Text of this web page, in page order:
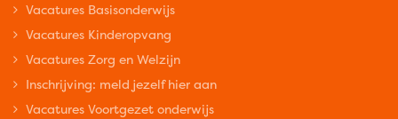
Vacatures Basisonderwijs
Vacatures Kinderopvang
Vacatures Zorg en Welzijn
Inschrijving: meld jezelf hier aan
Vacatures Voortgezet onderwijs